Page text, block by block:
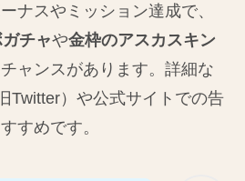
ナスやミッション達成で、
チャや金枠のアスカスキン
ャンスがあります。詳細な
Twitter）や公式サイトでの告
すめです。